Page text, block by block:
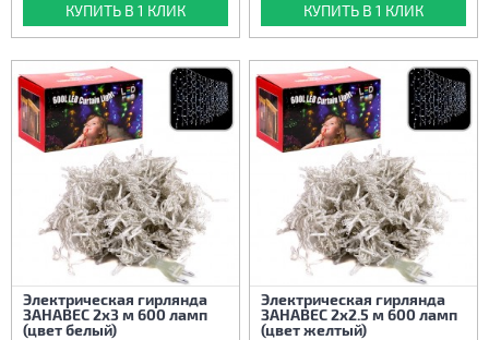
КУПИТЬ В 1 КЛИК КУПИТЬ В 1 КЛИК
Электрическая гирлянда
ЗАНАВЕС 2х3 м 600 ламп
(цвет белый)
Электрическая гирлянда
ЗАНАВЕС 2х2.5 м 600 ламп
(цвет желтый)